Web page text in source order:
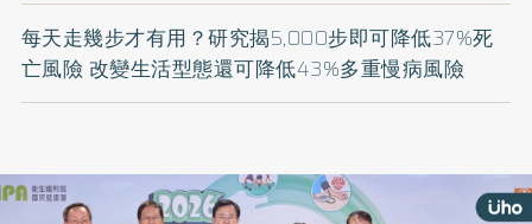
每天走幾步才有用？研究揭5,000步即可降低37%死
亡風險 改變生活型態還可降低43%多重慢病風險